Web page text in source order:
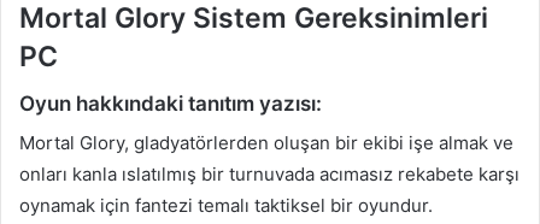
Mortal Glory Sistem Gereksinimleri
PC
Oyun hakkındaki tanıtım yazısı:
Mortal Glory, gladyatörlerden oluşan bir ekibi işe almak ve
onları kanla ıslatılmış bir turnuvada acımasız rekabete karşı
oynamak için fantezi temalı taktiksel bir oyundur.